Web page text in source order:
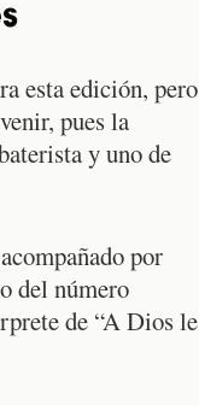
esta edición, pero
pues la
y uno de
por
del número
de “A Dios le